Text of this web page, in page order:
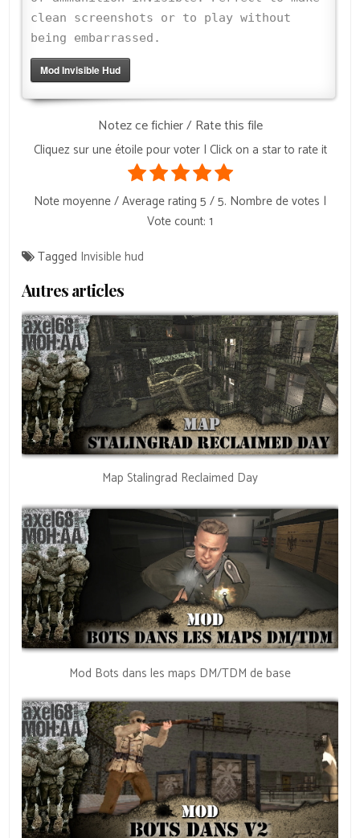
clean screenshots or to play without
being embarrassed.
Mod Invisible Hud
Notez ce fichier / Rate this file
Cliquez sur une étoile pour voter | Click on a star to rate it
Note moyenne / Average rating 5 / 5. Nombre de votes |
Vote count: 1
Tagged Invisible hud
Autres articles
Map Stalingrad Reclaimed Day
Mod Bots dans les maps DM/TDM de base